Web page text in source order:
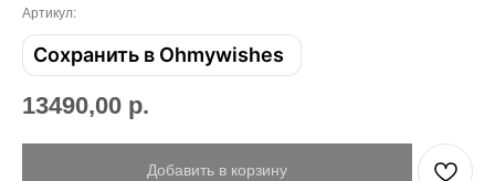
Email
Имя
Артикул:
Сохранить в Ohmywishes
13490,00 р.
Добавить в корзину